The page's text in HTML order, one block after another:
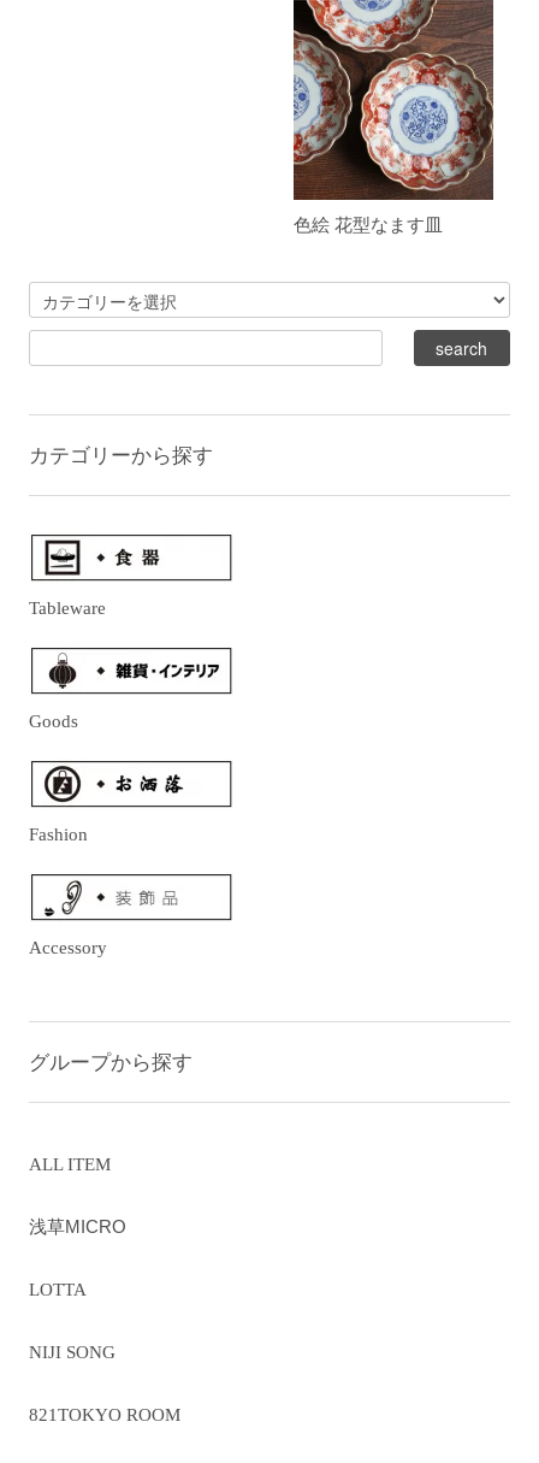
色絵 花型なます皿
カテゴリーから探す
Tableware
Goods
Fashion
Accessory
グループから探す
ALL ITEM
浅草MICRO
LOTTA
NIJI SONG
821TOKYO ROOM